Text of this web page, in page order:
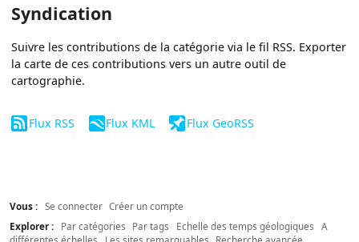
Syndication
Suivre les contributions de la catégorie via le fil RSS. Exporter
la carte de ces contributions vers un autre outil de
cartographie.
Flux RSS Flux KML Flux GeoRSS
Vous : Se connecter Créer un compte
Explorer :
Par catégories Par tags Echelle des temps géologiques
A